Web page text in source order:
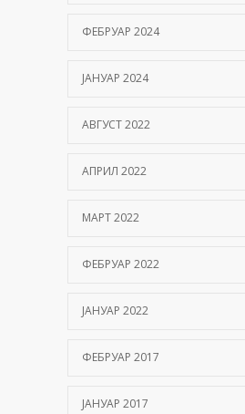
ФЕБРУАР 2024
ЈАНУАР 2024
АВГУСТ 2022
АПРИЛ 2022
МАРТ 2022
ФЕБРУАР 2022
ЈАНУАР 2022
ФЕБРУАР 2017
ЈАНУАР 2017